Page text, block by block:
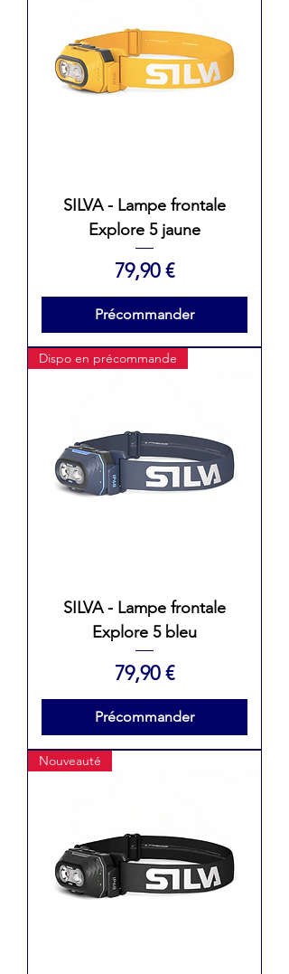
SILVA - Lampe frontale
Explore 5 jaune
Prix
79,90 €
Précommander
Dispo en précommande
SILVA - Lampe frontale
Explore 5 bleu
Prix
79,90 €
Précommander
Nouveauté